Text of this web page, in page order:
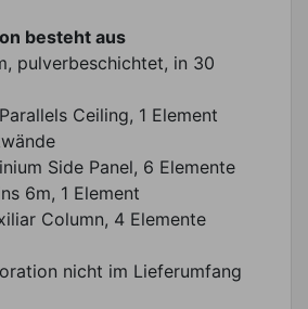
besteht aus
pulverbeschichtet, in 30
Ceiling, 1 Element
Side Panel, 6 Elemente
6m, 1 Element
Column, 4 Elemente
nicht im Lieferumfang